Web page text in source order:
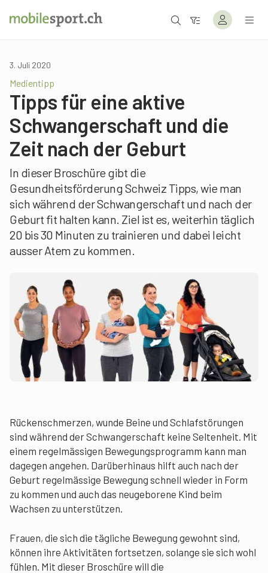
3. Juli 2020
Medientipp
Tipps für eine aktive
Schwangerschaft und die
Zeit nach der Geburt
In dieser Broschüre gibt die
Gesundheitsförderung Schweiz Tipps, wie man
sich während der Schwangerschaft und nach der
Geburt fit halten kann. Ziel ist es, weiterhin täglich
20 bis 30 Minuten zu trainieren und dabei leicht
ausser Atem zu kommen.
Rückenschmerzen, wunde Beine und Schlafstörungen
sind während der Schwangerschaft keine Seltenheit. Mit
einem regelmässigen Bewegungsprogramm kann man
dagegen angehen. Darüberhinaus hilft auch nach der
Geburt regelmässige Bewegung schnell wieder in Form
zu kommen und auch das neugeborene Kind beim
Wachsen zu unterstützen.
Frauen, die sich die tägliche Bewegung gewohnt sind,
können ihre Aktivitäten fortsetzen, solange sie sich wohl
fühlen. Mit dieser Broschüre will die